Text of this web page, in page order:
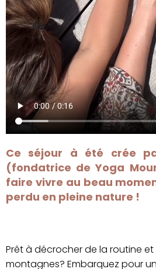
Ce séjour à été crée
(fondatrice de Yoga
faire vivre au beau
perdu en pleine nature !
Prêt à décrocher de la routine et
montagnes? Embarquez pour